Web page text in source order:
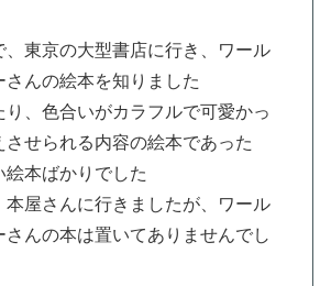
、東京の大型書店に行き、ワール
さんの絵本を知りました
り、色合いがカラフルで可愛かっ
させられる内容の絵本であった
絵本ばかりでした
本屋さんに行きましたが、ワール
さんの本は置いてありませんでし